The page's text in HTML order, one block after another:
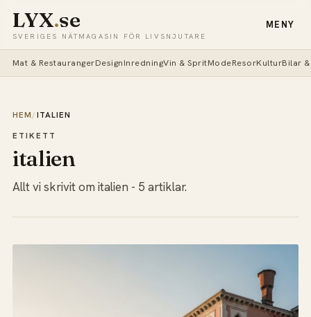
LYX.se
SVERIGES NÄTMAGASIN FÖR LIVSNJUTARE
MENY
Mat & RestaurangerDesignInredningVin & SpritModeResorKulturBilar
HEM / ITALIEN
ETIKETT
italien
Allt vi skrivit om italien - 5 artiklar.